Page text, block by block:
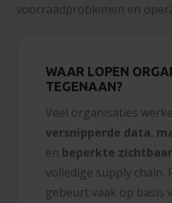
voorraadproblemen en
WAAR LOPEN
TEGENAAN?
Veel organisaties
versnipperde data,
en beperkte
volledige supply chain.
gebeurt vaak op basis